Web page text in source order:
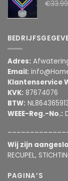
€33.99
Adres:
Email:
Klantenservice
KVK: 87674076
BTW:
WEEE-Reg.-No.:
Wij zijn
RECUPEL,
PAGINA’S